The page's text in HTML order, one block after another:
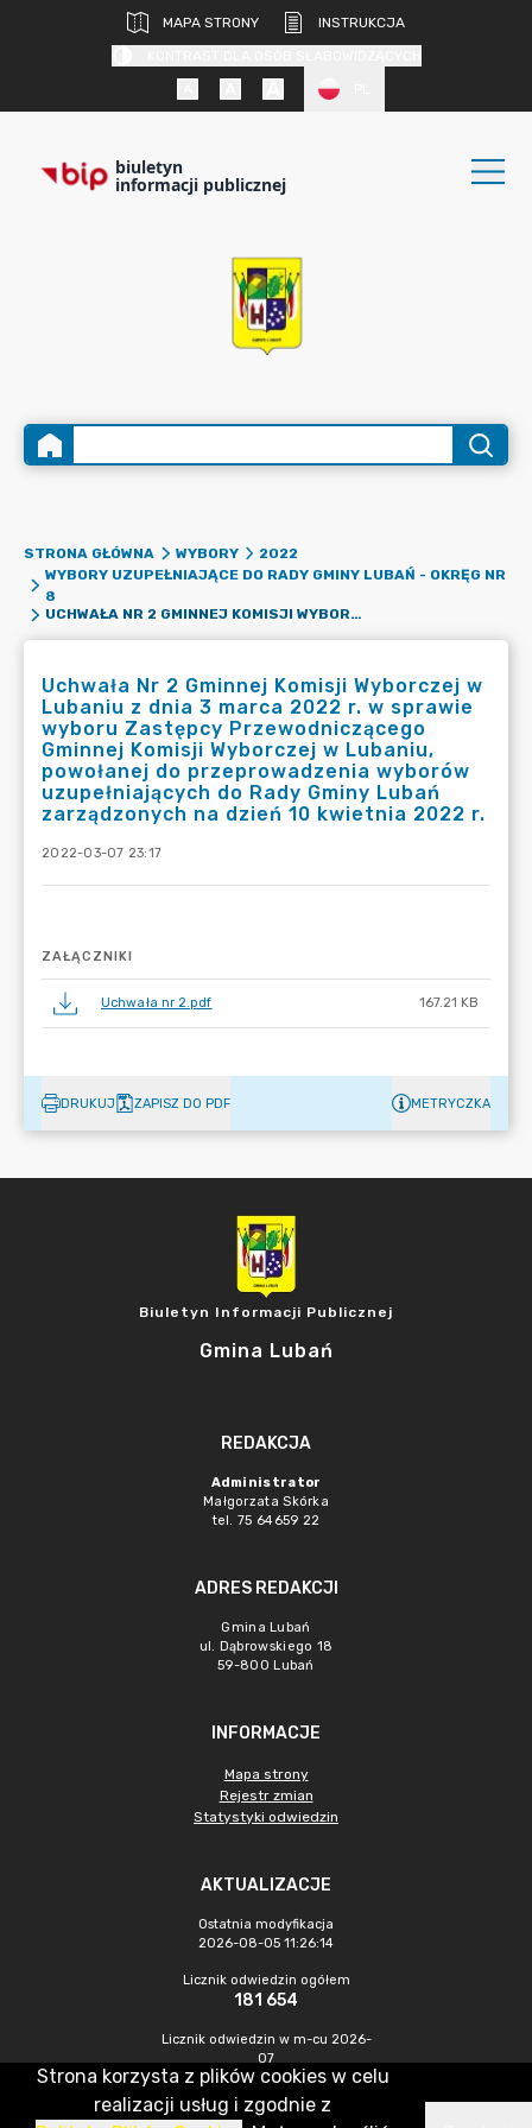
MAPA STRONY
INSTRUKCJA
biuletyn
informacji publicznej
STRONA GŁÓWNA WYBORY
2022
WYBORY UZUPEŁNIAJĄCE DO RADY GMINY LUBAŃ - OKRĘG NR
8
UCHWAŁA NR 2 GMINNEJ KOMISJI WYBORCZEJ W LUBANIU Z DNIA 3 MARCA 2022 R. W SPRAWIE WYBORU ZASTĘPCY PRZEWODNICZĄCEGO GMINNEJ KOMISJI WYBORCZEJ W LUBANIU, POWOŁANEJ DO PRZEPROWADZENIA WYBORÓW UZUPEŁNIAJĄCYCH DO RADY GMINY LUBAŃ ZARZĄDZONYCH NA DZIEŃ 10 KWIETNIA 2022 R.
Uchwała Nr 2 Gminnej Komisji Wyborczej w
Lubaniu z dnia 3 marca 2022 r. w sprawie
wyboru Zastępcy Przewodniczącego
Gminnej Komisji Wyborczej w Lubaniu,
powołanej do przeprowadzenia wyborów
uzupełniających do Rady Gminy Lubań
zarządzonych na dzień 10 kwietnia 2022 r.
2022-03-07 23:17
ZAŁĄCZNIKI
Uchwała nr 2.pdf 167.21 KB
DRUKUJ ZAPISZ DO PDF METRYCZKA
Biuletyn Informacji Publicznej
Gmina Lubań
REDAKCJA
Administrator
Małgorzata Skórka
tel. 75 64659 22
ADRES REDAKCJI
Gmina Lubań
ul. Dąbrowskiego 18
59-800 Lubań
INFORMACJE
Mapa strony
Rejestr zmian
Statystyki odwiedzin
AKTUALIZACJE
Ostatnia modyfikacja
2026-08-05 11:26:14
Licznik odwiedzin ogółem
181 654
Licznik odwiedzin w m-cu 2026-
07
245
Strona korzysta z plików cookies w celu
realizacji usług i zgodnie z